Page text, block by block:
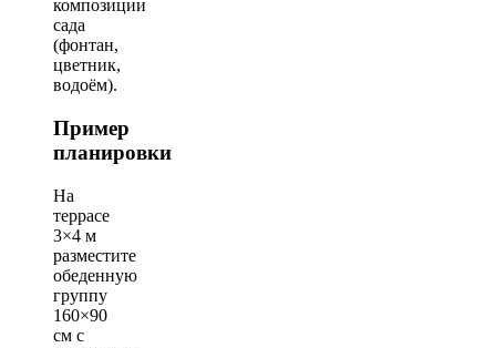
композиции
сада
(фонтан,
цветник,
водоём).
Пример
планировки
На
террасе
3×4 м
разместите
обеденную
группу
160×90
см с